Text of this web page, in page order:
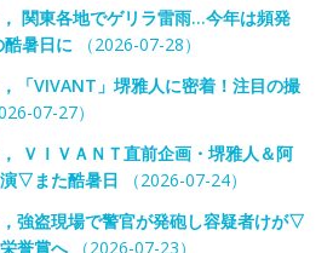
関東各地でゲリラ雷雨…今年は頻発
暑日に （2026-07-28）
「VIVANT」堺雅人に密着！注目の撮
07-27）
ＶＩＶＡＮＴ直前企画・堺雅人＆阿
▽また酷暑日 （2026-07-24）
強盗現場で警官が発砲し容疑者けが▽
誉賞へ（2026-07-23）